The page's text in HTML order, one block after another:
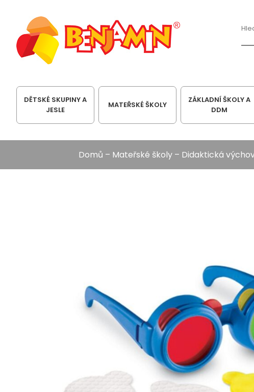
DĚTSKÉ SKUPINY A
JESLE
MATEŘSKÉ ŠKOLY
ZÁKLADNÍ ŠKOLY A
DDM
Domů – Mateřské školy – Didaktická